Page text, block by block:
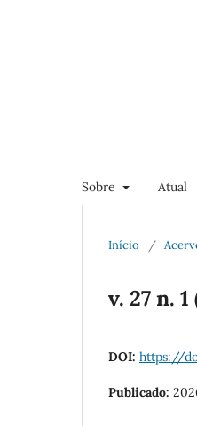
Sobre Atual
Início /
v. 27 n.
DOI: https://
Publicado: